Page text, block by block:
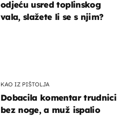
KAO IZ PIŠTOLJA
Dobacila komentar trudnici
bez noge, a muž ispalio
odjeću usred toplinskog
vala, slažete li se s njim?